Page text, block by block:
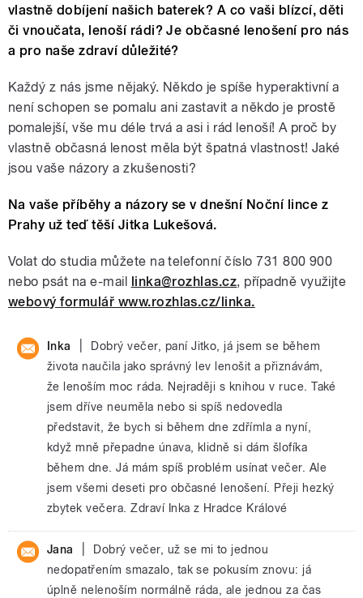
vlastně dobíjení našich baterek? A co vaši blízcí, děti
či vnoučata, lenoší rádi? Je občasné lenošení pro nás
a pro naše zdraví důležité?
Každý z nás jsme nějaký. Někdo je spíše hyperaktivní a
není schopen se pomalu ani zastavit a někdo je prostě
pomalejší, vše mu déle trvá a asi i rád lenoší! A proč by
vlastně občasná lenost měla být špatná vlastnost! Jaké
jsou vaše názory a zkušenosti?
Na vaše příběhy a názory se v dnešní Noční lince z
Prahy už teď těší Jitka Lukešová.
Volat do studia můžete na telefonní číslo 731 800 900
nebo psát na e-mail linka@rozhlas.cz, případně využijte
webový formulář www.rozhlas.cz/linka.
Inka
Dobrý večer, paní Jitko, já jsem se během
života naučila jako správný lev lenošit a přiznávám,
že lenoším moc ráda. Nejraději s knihou v ruce. Také
jsem dříve neuměla nebo si spíš nedovedla
představit, že bych si během dne zdřímla a nyní,
když mně přepadne únava, klidně si dám šlofíka
během dne. Já mám spíš problém usínat večer. Ale
jsem všemi deseti pro občasné lenošení. Přeji hezký
zbytek večera. Zdraví Inka z Hradce Králové
Jana
Dobrý večer, už se mi to jednou
nedopatřením smazalo, tak se pokusím znovu: já
úplně nelenoším normálně ráda, ale jednou za čas